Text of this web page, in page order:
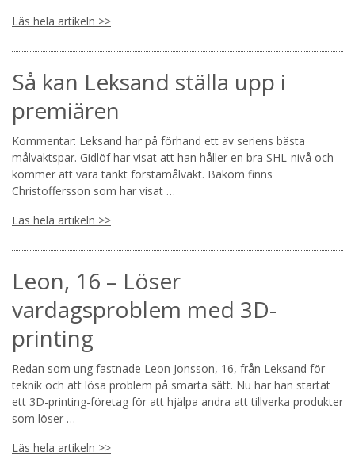
Läs hela artikeln >>
Så kan Leksand ställa upp i
premiären
Kommentar: Leksand har på förhand ett av seriens bästa
målvaktspar. Gidlöf har visat att han håller en bra SHL-nivå och
kommer att vara tänkt förstamålvakt. Bakom finns
Christoffersson som har visat …
Läs hela artikeln >>
Leon, 16 – Löser
vardagsproblem med 3D-
printing
Redan som ung fastnade Leon Jonsson, 16, från Leksand för
teknik och att lösa problem på smarta sätt. Nu har han startat
ett 3D-printing-företag för att hjälpa andra att tillverka produkter
som löser …
Läs hela artikeln >>